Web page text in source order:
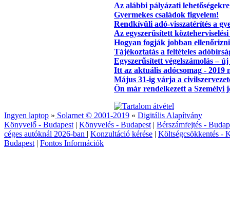
Az alábbi pályázati
Gyermekes családok figyelem!
Rendkívüli adó-visszatérítés a
Az egyszerűsített
Hogyan fogják jobban
Tájékoztatás a feltételes
Egyszerűsített végelszámolás –
Itt az aktuális adócsomag - 2019
Május 31-ig várja a
Ön már rendelkezett a Személyi
Ingyen laptop » Solarnet © 2001-2019 « Digitális Alapítvány
Könyvelő - Budapest | Könyvelés - Budapest | Bérszámfejtés -
céges autóknál 2026‑ban | Konzultáció kérése | Költségcsökkentés -
Budapest | Fontos Információk